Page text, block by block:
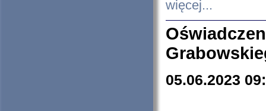
więcej...
05.06.2023